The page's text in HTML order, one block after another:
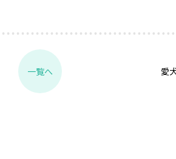
一覧へ 愛